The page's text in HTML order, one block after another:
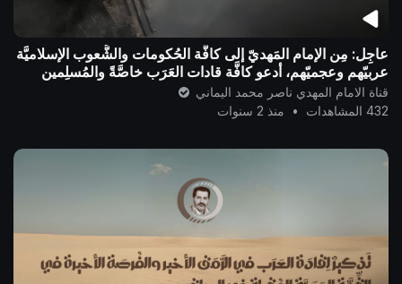
عاجِل: مِن الإمام المَهديّ إلى كافَّة الحُكومات والشُّعوب الإسلاميَّة
عربيّهم وعجميّهم، أدعو كافَّة قادات العَرَب خاصَّةً والمُسلِمين
عامةً
قناة الامام المهدي ناصر محمد اليماني
432 المشاهدات
• منذ 2 سنوات